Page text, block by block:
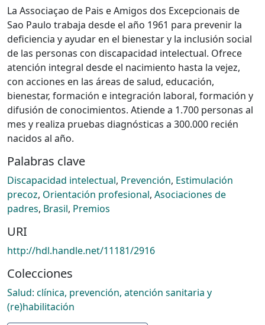
La Associaçao de Pais e Amigos dos Excepcionais de
Sao Paulo trabaja desde el año 1961 para prevenir la
deficiencia y ayudar en el bienestar y la inclusión social
de las personas con discapacidad intelectual. Ofrece
atención integral desde el nacimiento hasta la vejez,
con acciones en las áreas de salud, educación,
bienestar, formación e integración laboral, formación y
difusión de conocimientos. Atiende a 1.700 personas al
mes y realiza pruebas diagnósticas a 300.000 recién
nacidos al año.
Palabras clave
Discapacidad intelectual, Prevención, Estimulación
precoz, Orientación profesional, Asociaciones de
padres, Brasil, Premios
URI
http://hdl.handle.net/11181/2916
Colecciones
Salud: clínica, prevención, atención sanitaria y
(re)habilitación